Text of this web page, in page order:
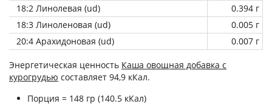
18:2 Линолевая (ud)
0.394 г
18:3 Линоленовая (ud)
0.005 г
20:4 Арахидоновая (ud)
0.007 г
Энергетическая ценность Каша овощная добавка с
курогрудью составляет 94,9 кКал.
Порция = 148 гр (140.5 кКал)